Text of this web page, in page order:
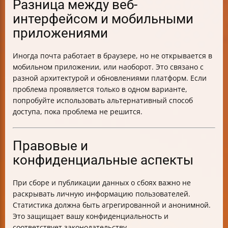
Разница между веб-
интерфейсом и мобильными
приложениями
Иногда почта работает в браузере, но не открывается в
мобильном приложении, или наоборот. Это связано с
разной архитектурой и обновлениями платформ. Если
проблема проявляется только в одном варианте,
попробуйте использовать альтернативный способ
доступа, пока проблема не решится.
Правовые и
конфиденциальные аспекты
При сборе и публикации данных о сбоях важно не
раскрывать личную информацию пользователей.
Статистика должна быть агрегированной и анонимной.
Это защищает вашу конфиденциальность и